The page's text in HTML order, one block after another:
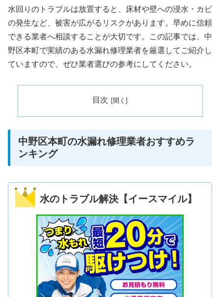
水回りのトラブルは放置すると、床材や壁への浸水・カビ
の発生など、被害が広がるリスクがあります。早めに信頼
できる業者へ相談することが大切です。この記事では、中
野区本町で実績のある水漏れ修理業者を厳選してご紹介し
ていますので、ぜひ業者選びの参考にしてください。
目次
中野区本町の水漏れ修理業者おすすめラ
ンキング
水のトラブル解決【イースマイル】